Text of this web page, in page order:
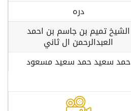
دره
الشيخ تميم بن جاسم بن احمد
العبدالرحمن ال ثاني
حمد سعيد حمد سعيد مسعود